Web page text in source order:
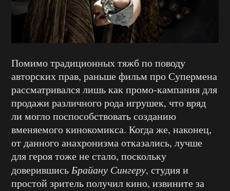
Помимо традиционных тяжб по поводу
авторских прав, раньше фильм про Супермена
рассматривался лишь как промо-кампания для
продажи различного рода игрушек, что вряд
ли могло поспособствовать созданию
вменяемого кинокомикса. Когда же, наконец,
от данного анахронизма отказались, лучше
для героя тоже не стало, поскольку
доверившись Брайану Сингеру, студия и
простой зритель получил кино, извините за